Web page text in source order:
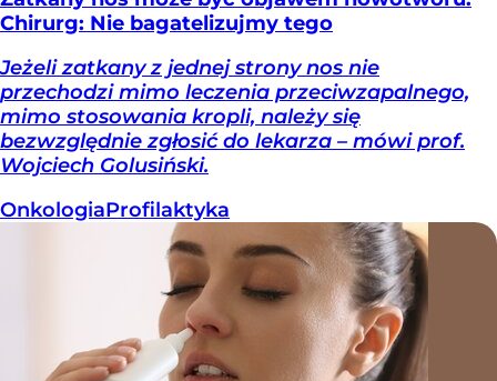
Chirurg: Nie bagatelizujmy tego
Jeżeli zatkany z jednej strony nos nie
przechodzi mimo leczenia przeciwzapalnego,
mimo stosowania kropli, należy się
bezwzględnie zgłosić do lekarza – mówi prof.
Wojciech Golusiński.
OnkologiaProfilaktyka